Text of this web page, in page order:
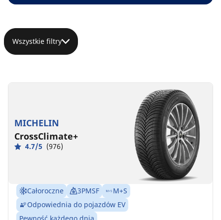
Wszystkie filtry
MICHELIN
CrossClimate+
4.7/5 (976)
Całoroczne 3PMSF
M+S
Odpowiednia do pojazdów EV